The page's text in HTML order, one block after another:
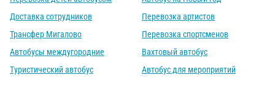
Доставка сотрудников
Трансфер Мигалово
Автобусы междугородние
Туристический автобус
Перевозка артистов
Перевозка спортсменов
Вахтовый автобус
Автобус для мероприятий